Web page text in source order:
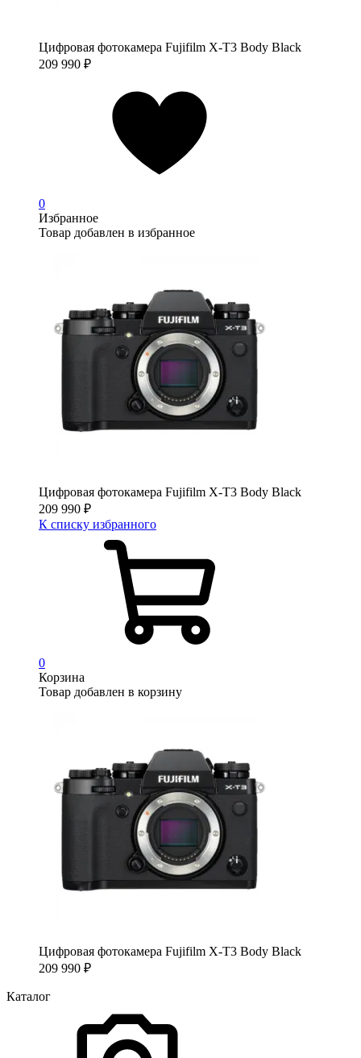
Цифровая фотокамера Fujifilm X-T3 Body Black
209 990 ₽
0
Избранное
Товар добавлен в избранное
Цифровая фотокамера Fujifilm X-T3 Body Black
209 990 ₽
К списку избранного
0
Корзина
Товар добавлен в корзину
Цифровая фотокамера Fujifilm X-T3 Body Black
209 990 ₽
Каталог